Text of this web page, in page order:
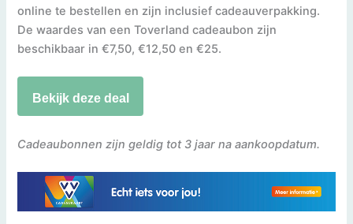
online te bestellen en zijn inclusief cadeauverpakking.
De waardes van een Toverland cadeaubon zijn
beschikbaar in €7,50, €12,50 en €25.
Bekijk deze deal
Cadeaubonnen zijn geldig tot 3 jaar na aankoopdatum.